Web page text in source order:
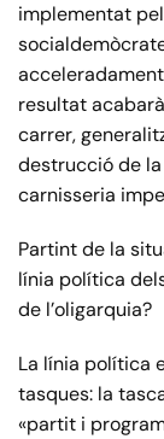
implementat
resultat
carrer,
destrucció de
carnisseria
Partint de la
línia política
de l’oligarquia?
La línia política
tasques: la
«partit i